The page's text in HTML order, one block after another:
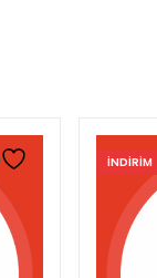
INDIRIM